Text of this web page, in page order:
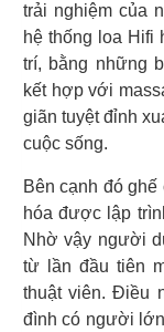
trải nghiệm của
hệ thống loa Hifi
trí, bằng những
kết hợp với
giãn tuyệt đỉnh
cuộc sống.
Bên cạnh đó
hóa được lập
Nhờ vậy người
từ lần đầu tiên
thuật viên. Điều
đình có người